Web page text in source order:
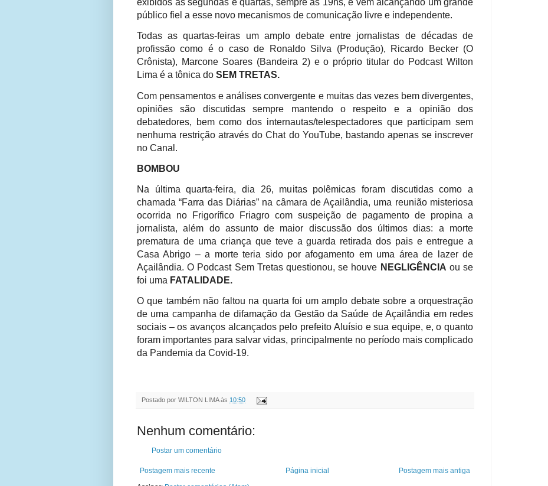
exibidos às segundas e quartas, sempre as 19hs, e vem alcançando um grande
público fiel a esse novo mecanismos de comunicação livre e independente.
Todas as quartas-feiras um amplo debate entre jornalistas de décadas de
profissão como é o caso de Ronaldo Silva (Produção), Ricardo Becker (O
Crônista), Marcone Soares (Bandeira 2) e o próprio titular do Podcast Wilton
Lima é a tônica do SEM TRETAS.
Com pensamentos e análises convergente e muitas das vezes bem divergentes,
opiniões são discutidas sempre mantendo o respeito e a opinião dos
debatedores, bem como dos internautas/telespectadores que participam sem
nenhuma restrição através do Chat do YouTube, bastando apenas se inscrever
no Canal.
BOMBOU
Na última quarta-feira, dia 26, muitas polêmicas foram discutidas como a
chamada “Farra das Diárias” na câmara de Açailândia, uma reunião misteriosa
ocorrida no Frigorífico Friagro com suspeição de pagamento de propina a
jornalista, além do assunto de maior discussão dos últimos dias: a morte
prematura de uma criança que teve a guarda retirada dos pais e entregue a
Casa Abrigo – a morte teria sido por afogamento em uma área de lazer de
Açailândia. O Podcast Sem Tretas questionou, se houve NEGLIGÊNCIA ou se
foi uma FATALIDADE.
O que também não faltou na quarta foi um amplo debate sobre a orquestração
de uma campanha de difamação da Gestão da Saúde de Açailândia em redes
sociais – os avanços alcançados pelo prefeito Aluísio e sua equipe, e, o quanto
foram importantes para salvar vidas, principalmente no período mais complicado
da Pandemia da Covid-19.
Postado por WILTON LIMA às 10:50
Nenhum comentário:
Postar um comentário
Postagem mais recente Postagem mais antiga
Página inicial